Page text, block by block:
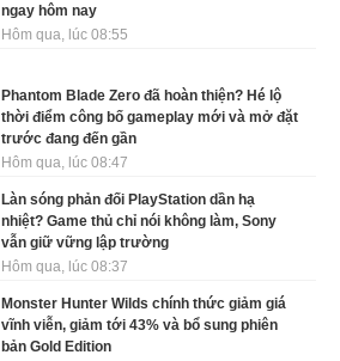
ngay hôm nay
Hôm qua, lúc 08:55
Phantom Blade Zero đã hoàn thiện? Hé lộ
thời điểm công bố gameplay mới và mở đặt
trước đang đến gần
Hôm qua, lúc 08:47
Làn sóng phản đối PlayStation dần hạ
nhiệt? Game thủ chỉ nói không làm, Sony
vẫn giữ vững lập trường
Hôm qua, lúc 08:37
Monster Hunter Wilds chính thức giảm giá
vĩnh viễn, giảm tới 43% và bổ sung phiên
bản Gold Edition